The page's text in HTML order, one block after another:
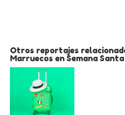
Otros reportajes
Marruecos en Semana Santa